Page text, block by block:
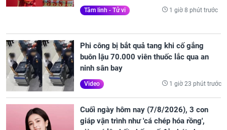
Tâm linh - Tử vi 1 giờ 8 phút trước
Phi công bị bắt quả tang khi cố gắng
buôn lậu 70.000 viên thuốc lắc qua an
ninh sân bay
Video 1 giờ 23 phút trước
Cuối ngày hôm nay (7/8/2026), 3 con
giáp vận trình như 'cá chép hóa rồng',